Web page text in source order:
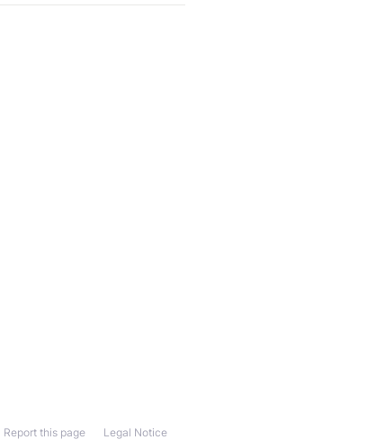
Legal Notice
Report this page